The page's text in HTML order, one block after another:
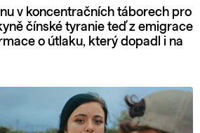
v koncentračních táborech pro
čínské tyranie teď z emigrace
o útlaku, který dopadl i na